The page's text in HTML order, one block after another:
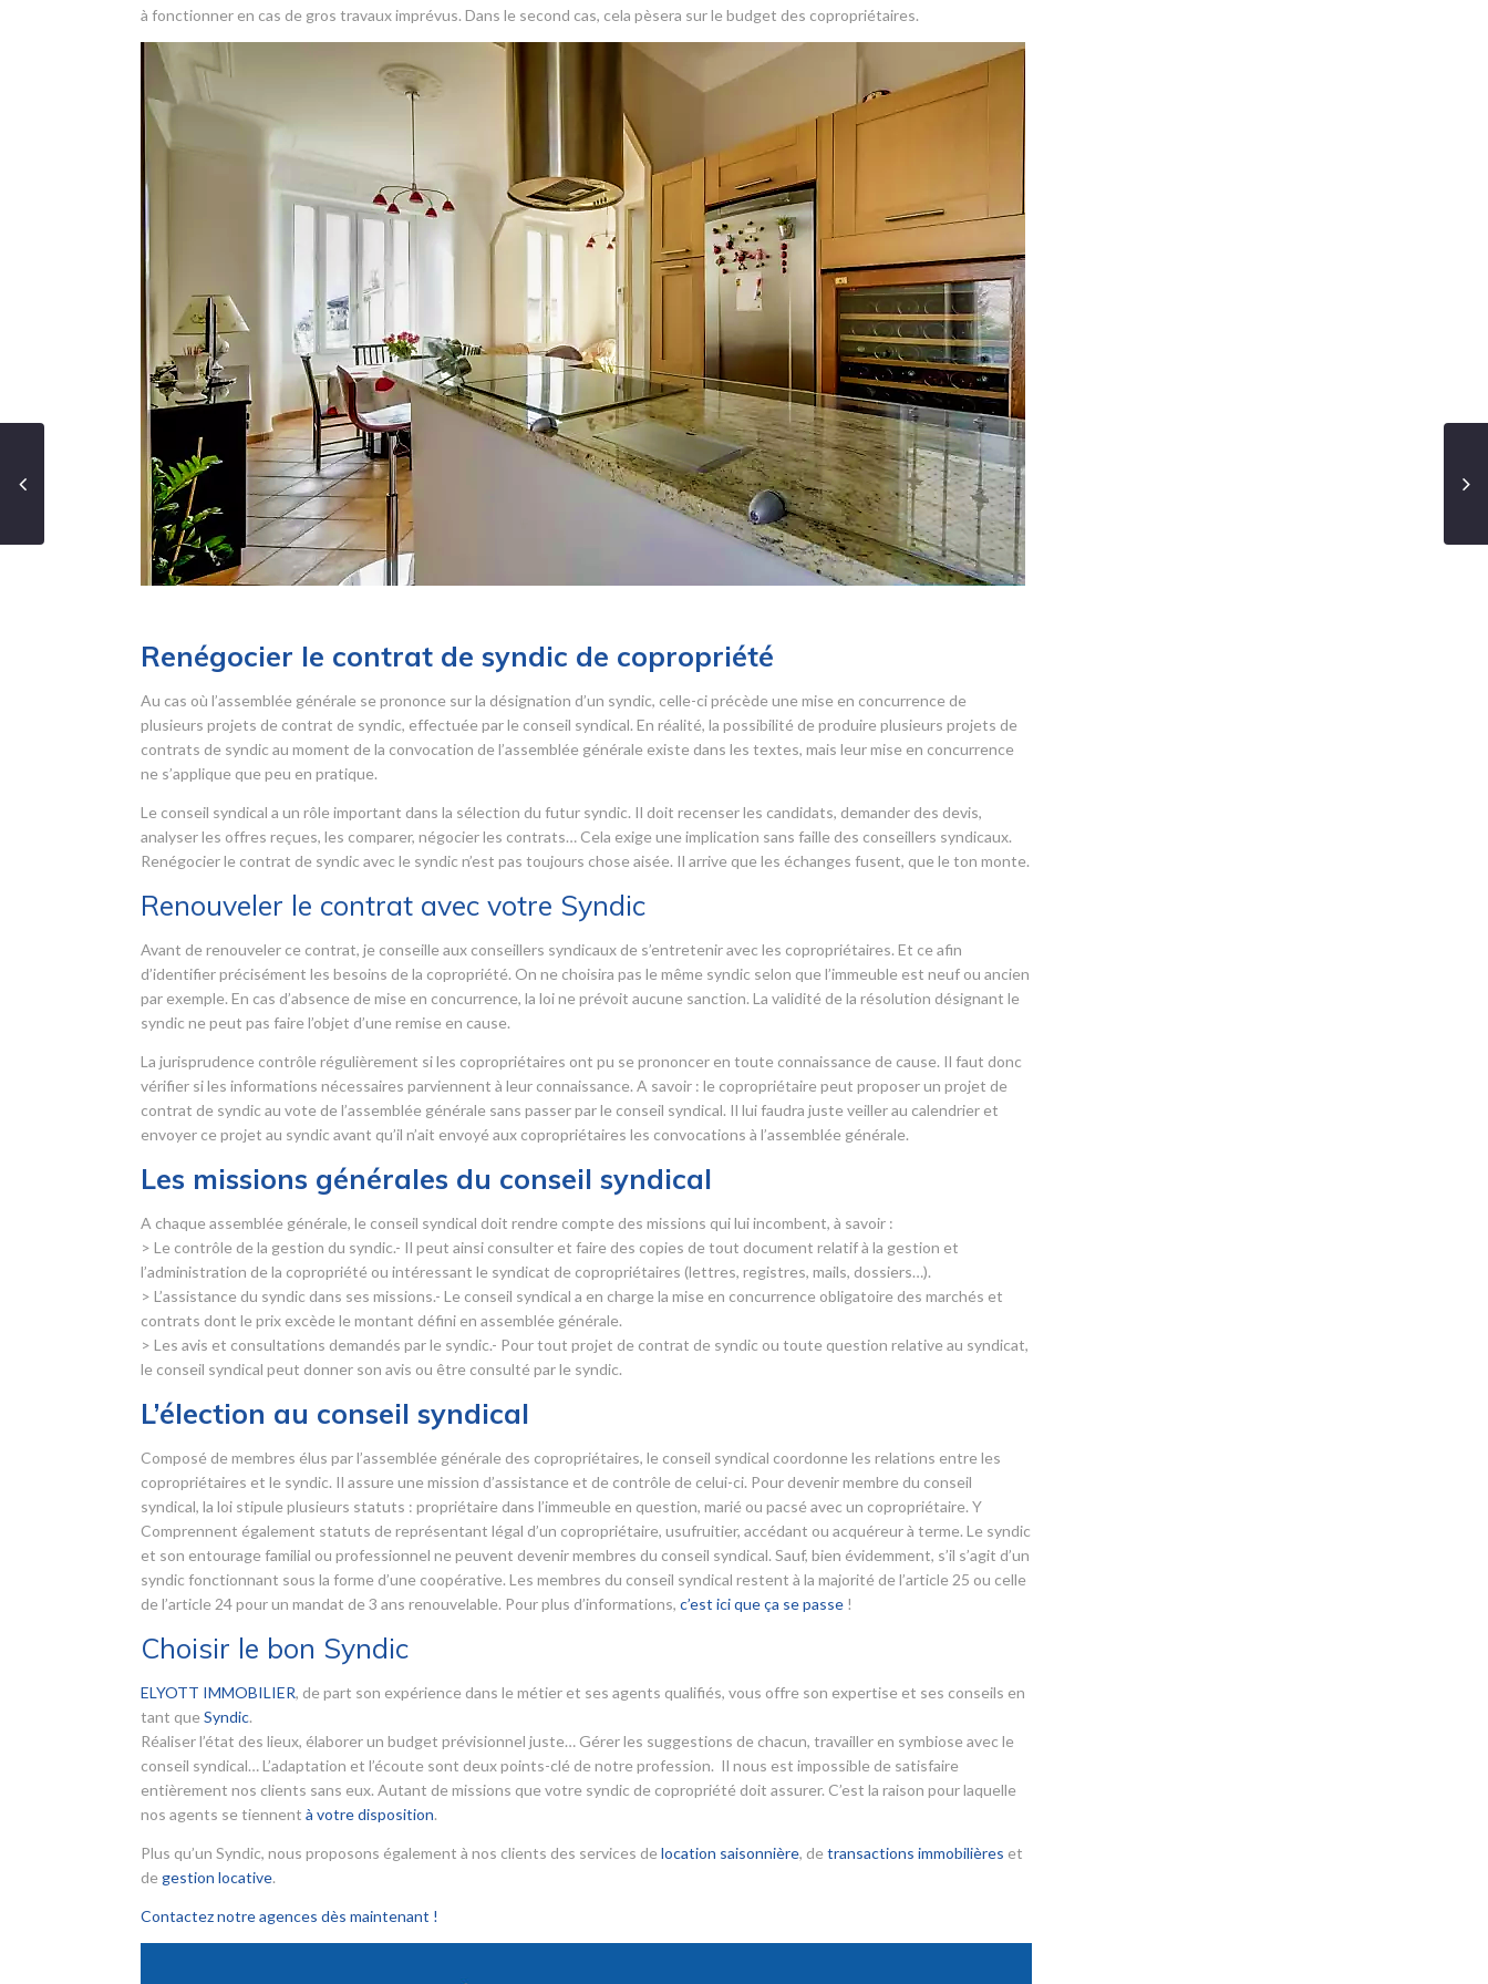
à fonctionner en cas de gros travaux imprévus. Dans le second cas, cela pèsera sur le budget des copropriétaires.
Renégocier le contrat de syndic de copropriété
Au cas où l’assemblée générale se prononce sur la désignation d’un syndic, celle-ci précède une mise en concurrence de
plusieurs projets de contrat de syndic, effectuée par le conseil syndical. En réalité, la possibilité de produire plusieurs projets de
contrats de syndic au moment de la convocation de l’assemblée générale existe dans les textes, mais leur mise en concurrence
ne s’applique que peu en pratique.
Le conseil syndical a un rôle important dans la sélection du futur syndic. Il doit recenser les candidats, demander des devis,
analyser les offres reçues, les comparer, négocier les contrats… Cela exige une implication sans faille des conseillers syndicaux.
Renégocier le contrat de syndic avec le syndic n’est pas toujours chose aisée. Il arrive que les échanges fusent, que le ton monte.
Renouveler le contrat avec votre Syndic
Avant de renouveler ce contrat, je conseille aux conseillers syndicaux de s’entretenir avec les copropriétaires. Et ce afin
d’identifier précisément les besoins de la copropriété. On ne choisira pas le même syndic selon que l’immeuble est neuf ou ancien
par exemple. En cas d’absence de mise en concurrence, la loi ne prévoit aucune sanction. La validité de la résolution désignant le
syndic ne peut pas faire l’objet d’une remise en cause.
La jurisprudence contrôle régulièrement si les copropriétaires ont pu se prononcer en toute connaissance de cause. Il faut donc
vérifier si les informations nécessaires parviennent à leur connaissance. A savoir : le copropriétaire peut proposer un projet de
contrat de syndic au vote de l’assemblée générale sans passer par le conseil syndical. Il lui faudra juste veiller au calendrier et
envoyer ce projet au syndic avant qu’il n’ait envoyé aux copropriétaires les convocations à l’assemblée générale.
Les missions générales du conseil syndical
A chaque assemblée générale, le conseil syndical doit rendre compte des missions qui lui incombent, à savoir :
> Le contrôle de la gestion du syndic.- Il peut ainsi consulter et faire des copies de tout document relatif à la gestion et
l’administration de la copropriété ou intéressant le syndicat de copropriétaires (lettres, registres, mails, dossiers…).
> L’assistance du syndic dans ses missions.- Le conseil syndical a en charge la mise en concurrence obligatoire des marchés et
contrats dont le prix excède le montant défini en assemblée générale.
> Les avis et consultations demandés par le syndic.- Pour tout projet de contrat de syndic ou toute question relative au syndicat,
le conseil syndical peut donner son avis ou être consulté par le syndic.
L’élection au conseil syndical
Composé de membres élus par l’assemblée générale des copropriétaires, le conseil syndical coordonne les relations entre les
copropriétaires et le syndic. Il assure une mission d’assistance et de contrôle de celui-ci. Pour devenir membre du conseil
syndical, la loi stipule plusieurs statuts : propriétaire dans l’immeuble en question, marié ou pacsé avec un copropriétaire. Y
Comprennent également statuts de représentant légal d’un copropriétaire, usufruitier, accédant ou acquéreur à terme. Le syndic
et son entourage familial ou professionnel ne peuvent devenir membres du conseil syndical. Sauf, bien évidemment, s’il s’agit d’un
syndic fonctionnant sous la forme d’une coopérative. Les membres du conseil syndical restent à la majorité de l’article 25 ou celle
de l’article 24 pour un mandat de 3 ans renouvelable. Pour plus d’informations, c’est ici que ça se passe !
Choisir le bon Syndic
ELYOTT IMMOBILIER, de part son expérience dans le métier et ses agents qualifiés, vous offre son expertise et ses conseils en
tant que Syndic.
Réaliser l’état des lieux, élaborer un budget prévisionnel juste… Gérer les suggestions de chacun, travailler en symbiose avec le
conseil syndical… L’adaptation et l’écoute sont deux points-clé de notre profession. Il nous est impossible de satisfaire
entièrement nos clients sans eux. Autant de missions que votre syndic de copropriété doit assurer. C’est la raison pour laquelle
nos agents se tiennent à votre disposition.
Plus qu’un Syndic, nous proposons également à nos clients des services de location saisonnière, de transactions immobilières et
de gestion locative.
Contactez notre agences dès maintenant !